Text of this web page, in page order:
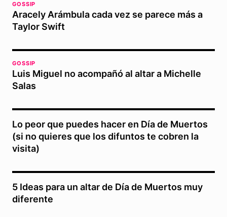
GOSSIP
Aracely Arámbula cada vez se parece más a
Taylor Swift
GOSSIP
Luis Miguel no acompañó al altar a Michelle
Salas
Lo peor que puedes hacer en Día de Muertos
(si no quieres que los difuntos te cobren la
visita)
5 Ideas para un altar de Día de Muertos muy
diferente